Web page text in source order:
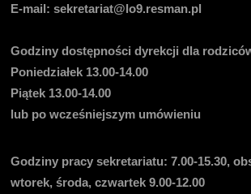
E-mail: sekretariat@lo9.resman.pl
Godziny dostępności dyrekcji dla
Poniedziałek 13.00-14.00
Piątek 13.00-14.00
lub po wcześniejszym umówieniu
Godziny pracy sekretariatu: 7.00-15.30,
wtorek, środa, czwartek 9.00-12.00